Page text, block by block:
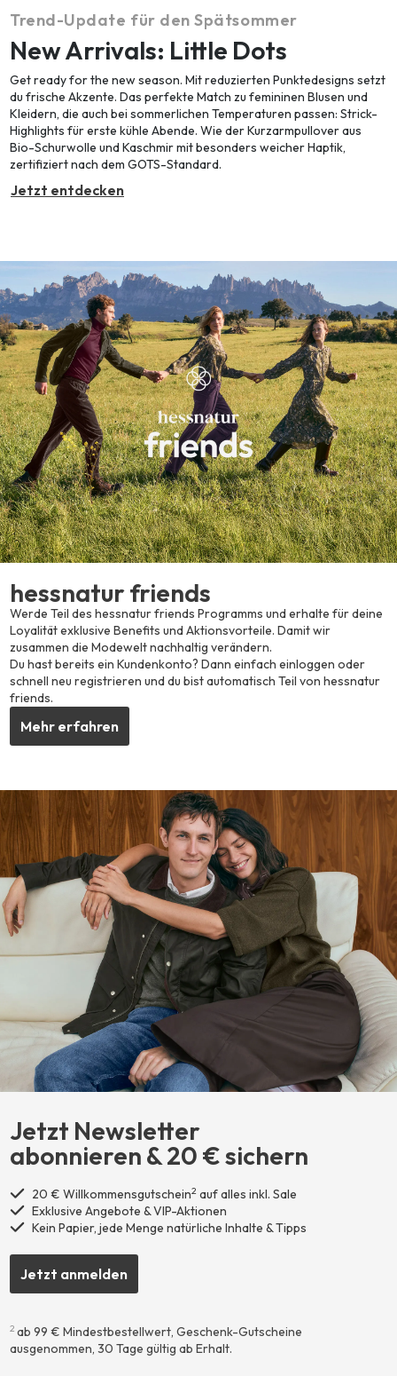
Trend-Update für den Spätsommer
New Arrivals: Little Dots
Get ready for the new season. Mit reduzierten Punktedesigns setzt
du frische Akzente. Das perfekte Match zu femininen Blusen und
Kleidern, die auch bei sommerlichen Temperaturen passen: Strick-
Highlights für erste kühle Abende. Wie der Kurzarmpullover aus
Bio-Schurwolle und Kaschmir mit besonders weicher Haptik,
zertifiziert nach dem GOTS-Standard.
Jetzt entdecken
hessnatur friends
Werde Teil des hessnatur friends Programms und erhalte für deine
Loyalität exklusive Benefits und Aktionsvorteile. Damit wir
zusammen die Modewelt nachhaltig verändern.
Du hast bereits ein Kundenkonto? Dann einfach einloggen oder
schnell neu registrieren und du bist automatisch Teil von hessnatur
friends.
Mehr erfahren
Jetzt Newsletter
abonnieren ​& 20 € sichern
20 € Willkommensgutschein2 auf alles inkl. Sale
Exklusive Angebote & VIP-Aktionen
Kein Papier, jede Menge natürliche Inhalte & Tipps
Jetzt anmelden
2 ab 99 € Mindestbestellwert, Geschenk-Gutscheine
ausgenommen, 30 Tage gültig ab Erhalt.